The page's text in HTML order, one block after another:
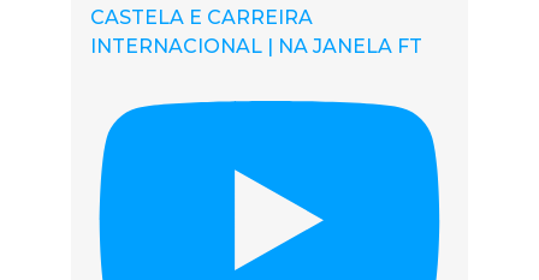
CASTELA E CARREIRA
INTERNACIONAL | NA JANELA FT